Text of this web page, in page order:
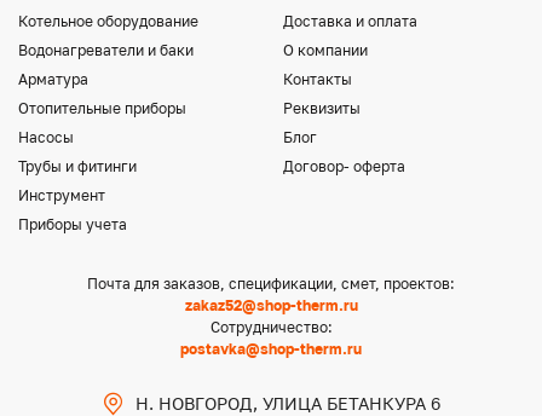
Котельное оборудование
Водонагреватели и баки
Арматура
Отопительные приборы
Насосы
Трубы и фитинги
Инструмент
Приборы учета
Доставка и оплата
О компании
Контакты
Реквизиты
Блог
Договор- оферта
Почта для заказов, спецификации, смет, проектов:
zakaz52@shop-therm.ru
Сотрудничество:
postavka@shop-therm.ru
Н. НОВГОРОД, УЛИЦА БЕТАНКУРА 6